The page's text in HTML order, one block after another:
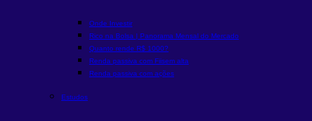
Onde Investir
Rico na Bolsa | Panorama Mensal do Mercado
Quanto rende R$ 1000?
Renda passiva com Fiisem alta
Renda passiva com ações
Estudos